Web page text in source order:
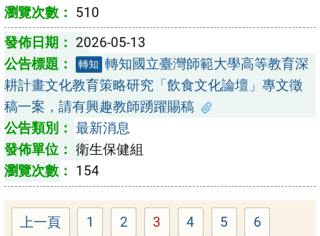
510
2026-05-13
轉知 轉知國立臺灣師範大學高等教育深
耕計畫文化教育策略研究「飲食文化論壇」專文徵
稿一案，請有興趣教師踴躍賜稿
最新消息
衛生保健組
154
上一頁 Page
1 Page
2 Page
3 Page
4 Page
5
6